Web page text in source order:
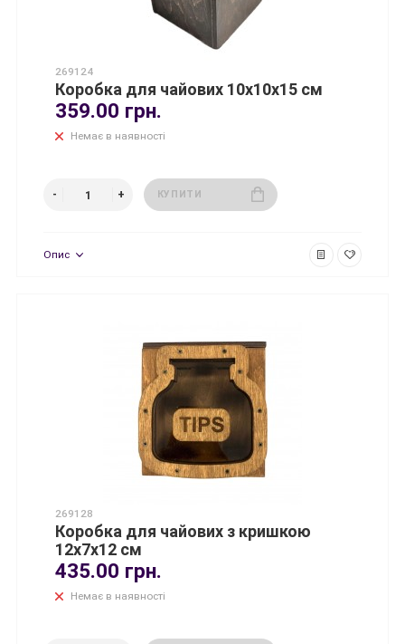
269124
Коробка для чайових 10х10х15 см
359.00 грн.
Немає в наявності
КУПИТИ
Опис
269128
Коробка для чайових з кришкою
12х7х12 см
435.00 грн.
Немає в наявності